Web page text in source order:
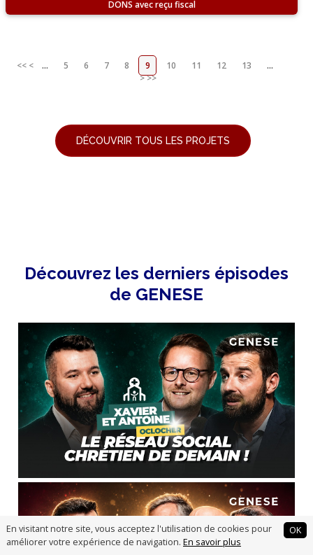
En visitant notre site, vous acceptez l'utilisation de cookies pour
améliorer votre expérience de navigation. En savoir plus
OK
DONS
<< < ... 5 6 7 8 9 10 11 12 13
...
>>>
DÉCOUVRIR TOUS LES PROJETS
Découvrez les derniers épisodes
de GENESE